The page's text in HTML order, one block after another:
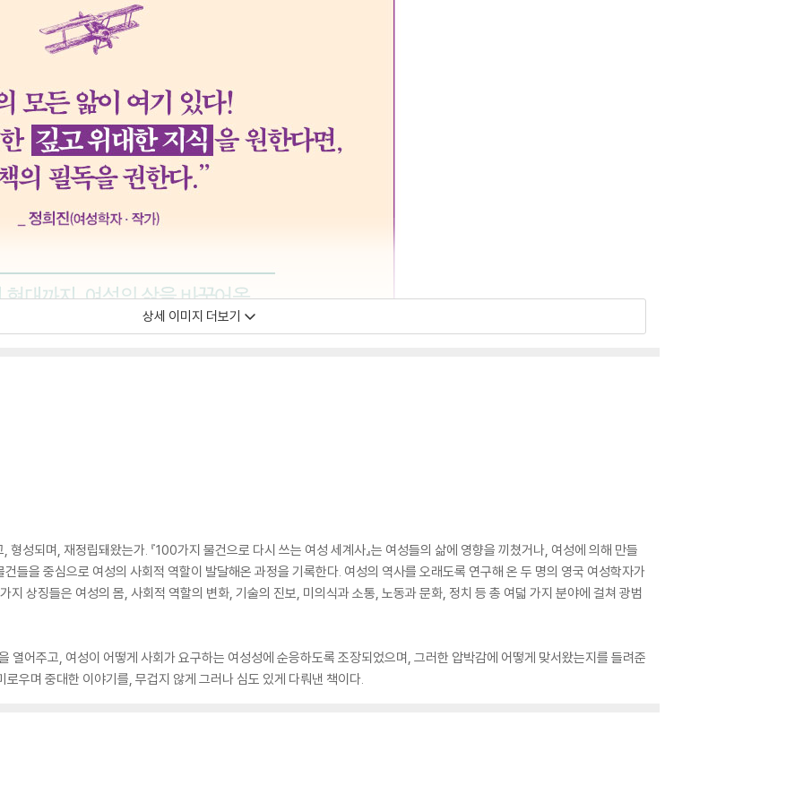
상세 이미지 더보기
성되며, 재정립돼왔는가. 『100가지 물건으로 다시 쓰는 여성 세계사』는 여성들의 삶에 영향을 끼쳤거나, 여성에 의해 만들
들을 중심으로 여성의 사회적 역할이 발달해온 과정을 기록한다. 여성의 역사를 오래도록 연구해 온 두 명의 영국 여성학자가
지 상징들은 여성의 몸, 사회적 역할의 변화, 기술의 진보, 미의식과 소통, 노동과 문화, 정치 등 총 여덟 가지 분야에 걸쳐 광범
열어주고, 여성이 어떻게 사회가 요구하는 여성성에 순응하도록 조장되었으며, 그러한 압박감에 어떻게 맞서왔는지를 들려준
우며 중대한 이야기를, 무겁지 않게 그러나 심도 있게 다뤄낸 책이다.